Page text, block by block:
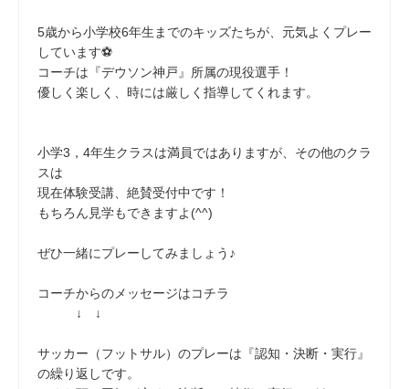
5歳から小学校6年生までのキッズたちが、元気よくプレー
しています⚽
コーチは『デウソン神戸』所属の現役選手！
優しく楽しく、時には厳しく指導してくれます。
小学3，4年生クラスは満員ではありますが、その他のクラ
スは
現在体験受講、絶賛受付中です！
もちろん見学もできますよ(^^)
ぜひ一緒にプレーしてみましょう♪
コーチからのメッセージはコチラ
↓ ↓
サッカー（フットサル）のプレーは『認知・決断・実行』
の繰り返しです。